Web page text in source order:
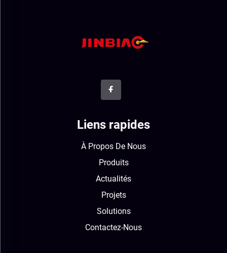
Liens rapides
À Propos De Nous
Produits
Actualités
Projets
Solutions
Contactez-Nous